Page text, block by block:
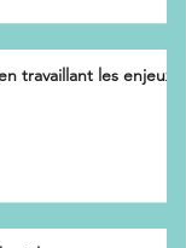
travaillant les enjeux